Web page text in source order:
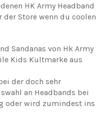
HK Army Headband
Store wenn du coolen
Sandanas von Hk Army
Kids Kultmarke aus
der doch sehr
an Headbands bei
oder wird zumindest ins